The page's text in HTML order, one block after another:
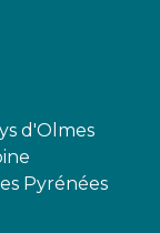
d'Olmes
Pyrénées